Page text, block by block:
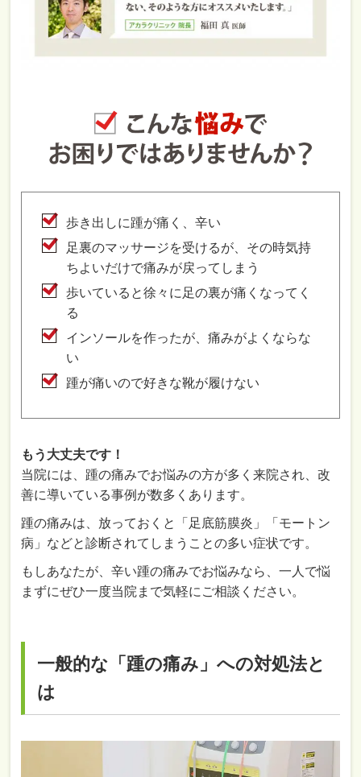
歩き出しに踵が痛く、辛い
足裏のマッサージを受けるが、その時気持
ちよいだけで痛みが戻ってしまう
歩いていると徐々に足の裏が痛くなってく
る
インソールを作ったが、痛みがよくならな
い
踵が痛いので好きな靴が履けない
もう大丈夫です！
当院には、 踵の痛みでお悩みの方が多く来院され、改
善に導いている事例が数多くあります。
踵の痛みは、放っておくと「足底筋膜炎」「モートン
病」などと診断されてしまうことの多い症状です。
もしあなたが、辛い踵の痛みでお悩みなら、一人で悩
まずにぜひ一度当院まで気軽にご相談ください。
一般的な「踵の痛み」への対処法と
は